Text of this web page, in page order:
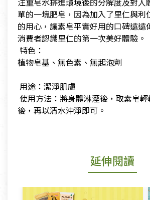
單的一塊肥皂，因為加入了里仁與利
的用心，讓素皂平實好用的口碑遠遠
消費者認識里仁的第一次美好體驗。
​ 特色：
​植物皂基、無色素、無起泡劑
​ 用途：潔淨肌膚
使用方法：將身體淋溼後，取素皂
後，再以清水沖淨即可。
延伸閱讀